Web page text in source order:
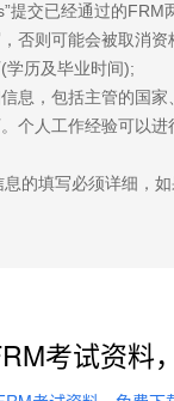
提交已经通过的FRM
否则可能会被取消资
学历及毕业时间);
息，包括主管的国
个人工作经验可以
的填写必须详细，